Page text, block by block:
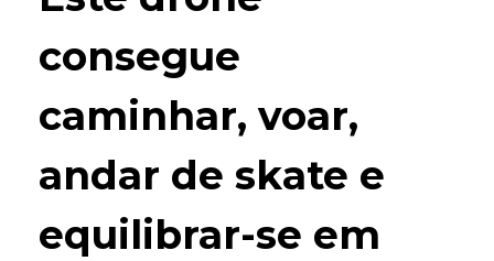
consegue
caminhar, voar,
andar de skate e
equilibrar-se em